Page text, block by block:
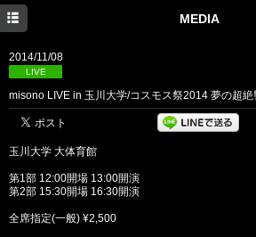
MEDIA
2014/11/08
LIVE
misono LIVE in 玉川大学/コスモス祭2014 夢の超
玉川大学 大体育館
第1部 12:00開場 13:00開演
第2部 15:30開場 16:30開演
全席指定(一般) ¥2,500
NEWS
PROFILE
DISCOGRAPHY
BLOG